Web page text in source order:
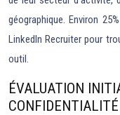
géographique. Environ
LinkedIn Recruiter pour
outil.
ÉVALUATION
CONFIDENTIALITÉ